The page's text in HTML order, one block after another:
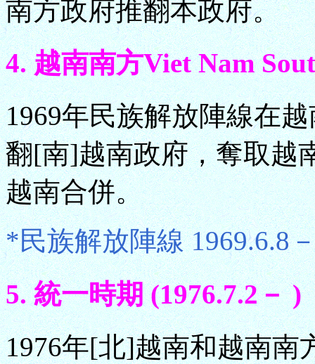
南方政府推翻本政府。
4. 越南南方Viet Nam
1969年民族解放陣線在
翻[南]越南政府，奪取越
越南合併。
*民族解放陣線 1969.6.8
5. 統一時期 (1976.7.2－ )
1976年[北]越南和越南南